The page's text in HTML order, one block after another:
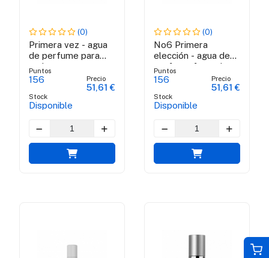
(0)
Primera vez - agua
de perfume para
mujeres
Puntos
156
Stock
Disponible
Precio
51,61 €
(0)
No6 Primera
elección - agua de
perfume femenino
Puntos
156
Stock
Disponible
Precio
51,61 €